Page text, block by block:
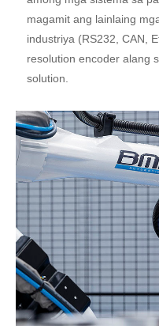
magamit ang lainlaing
industriya (RS232, CAN,
resolution encoder alang
solution.